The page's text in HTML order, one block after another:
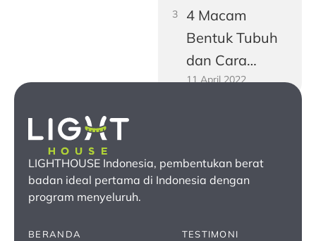
4 Macam
Bentuk Tubuh
dan Cara
Mengukurnya!
11 April 2022
LIGHTHOUSE Indonesia, pembentukan berat
badan ideal pertama di Indonesia dengan
program menyeluruh.
BERANDA TESTIMONI